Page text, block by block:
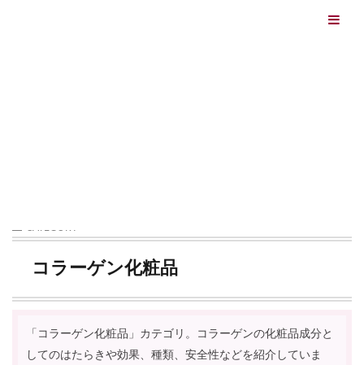
コラーゲン化粧品
「コラーゲン化粧品」カテゴリ。コラーゲンの化粧品成分と
してのはたらきや効果、種類、安全性などを紹介していま